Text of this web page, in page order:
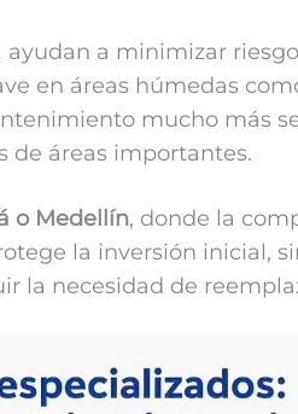
a minimizar
en áreas húmedas
mucho más
de áreas importantes.
o Medellín, donde la
la inversión inicial,
la necesidad de